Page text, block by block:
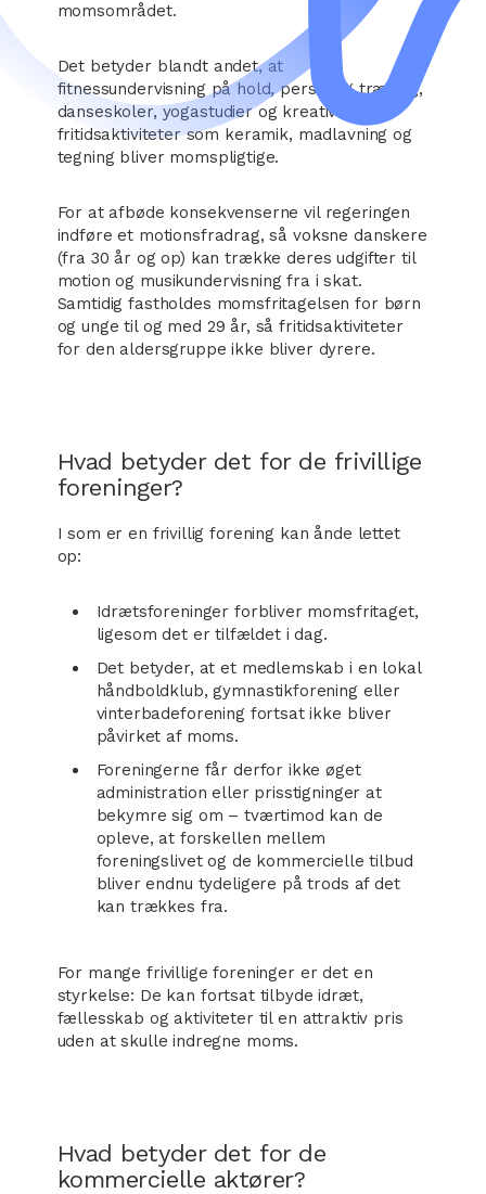
momsområdet.
Det betyder blandt andet, at
fitnessundervisning på hold, personlig træning,
danseskoler, yogastudier og kreative
fritidsaktiviteter som keramik, madlavning og
tegning bliver momspligtige.
For at afbøde konsekvenserne vil regeringen
indføre et motionsfradrag, så voksne danskere
(fra 30 år og op) kan trække deres udgifter til
motion og musikundervisning fra i skat.
Samtidig fastholdes momsfritagelsen for børn
og unge til og med 29 år, så fritidsaktiviteter
for den aldersgruppe ikke bliver dyrere.
Hvad betyder det for de frivillige
foreninger?
I som er en frivillig forening kan ånde lettet
op:
Idrætsforeninger forbliver momsfritaget,
ligesom det er tilfældet i dag.
Det betyder, at et medlemskab i en lokal
håndboldklub, gymnastikforening eller
vinterbadeforening fortsat ikke bliver
påvirket af moms.
Foreningerne får derfor ikke øget
administration eller prisstigninger at
bekymre sig om – tværtimod kan de
opleve, at forskellen mellem
foreningslivet og de kommercielle tilbud
bliver endnu tydeligere på trods af det
kan trækkes fra.
For mange frivillige foreninger er det en
styrkelse: De kan fortsat tilbyde idræt,
fællesskab og aktiviteter til en attraktiv pris
uden at skulle indregne moms.
Hvad betyder det for de
kommercielle aktører?